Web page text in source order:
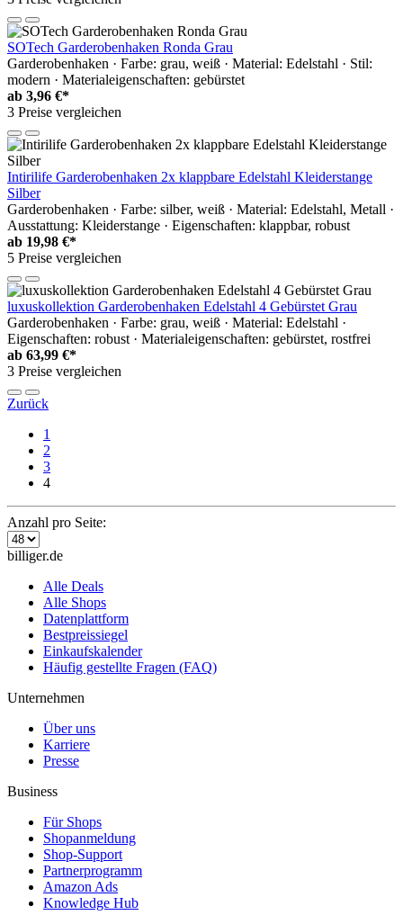
SOTech Garderobenhaken Ronda Grau
Garderobenhaken · Farbe: grau, weiß · Material: Edelstahl · Stil:
modern · Materialeigenschaften: gebürstet
ab 3,96 €*
3 Preise vergleichen
Intirilife Garderobenhaken 2x klappbare Edelstahl Kleiderstange
Silber
Garderobenhaken · Farbe: silber, weiß · Material: Edelstahl, Metall ·
Ausstattung: Kleiderstange · Eigenschaften: klappbar, robust
ab 19,98 €*
5 Preise vergleichen
luxuskollektion Garderobenhaken Edelstahl 4 Gebürstet Grau
Garderobenhaken · Farbe: grau, weiß · Material: Edelstahl ·
Eigenschaften: robust · Materialeigenschaften: gebürstet, rostfrei
ab 63,99 €*
3 Preise vergleichen
Zurück
1
2
3
4
Anzahl pro Seite:
billiger.de
Alle Deals
Alle Shops
Datenplattform
Bestpreissiegel
Einkaufskalender
Häufig gestellte Fragen (FAQ)
Unternehmen
Über uns
Karriere
Presse
Business
Für Shops
Shopanmeldung
Shop-Support
Partnerprogramm
Amazon Ads
Knowledge Hub